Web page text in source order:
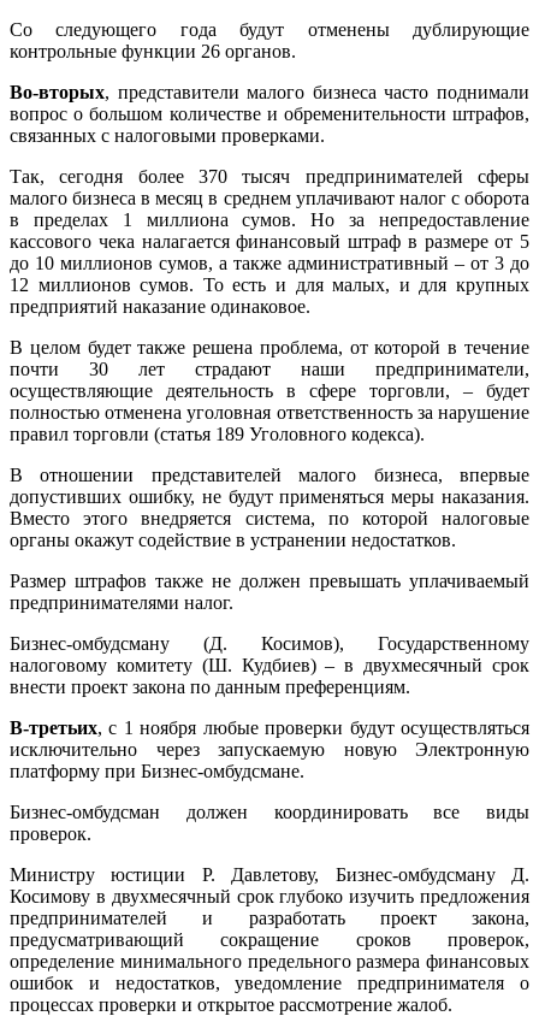
Со следующего года будут отменены дублирующие
контрольные функции 26 органов.
Во-вторых, представители малого бизнеса часто поднимали
вопрос о большом количестве и обременительности штрафов,
связанных с налоговыми проверками.
Так, сегодня более 370 тысяч предпринимателей сферы
малого бизнеса в месяц в среднем уплачивают налог с оборота
в пределах 1 миллиона сумов. Но за непредоставление
кассового чека налагается финансовый штраф в размере от 5
до 10 миллионов сумов, а также административный – от 3 до
12 миллионов сумов. То есть и для малых, и для крупных
предприятий наказание одинаковое.
В целом будет также решена проблема, от которой в течение
почти 30 лет страдают наши предприниматели,
осуществляющие деятельность в сфере торговли, – будет
полностью отменена уголовная ответственность за нарушение
правил торговли (статья 189 Уголовного кодекса).
В отношении представителей малого бизнеса, впервые
допустивших ошибку, не будут применяться меры наказания.
Вместо этого внедряется система, по которой налоговые
органы окажут содействие в устранении недостатков.
Размер штрафов также не должен превышать уплачиваемый
предпринимателями налог.
Бизнес-омбудсману (Д. Косимов), Государственному
налоговому комитету (Ш. Кудбиев) – в двухмесячный срок
внести проект закона по данным преференциям.
В-третьих, с 1 ноября любые проверки будут осуществляться
исключительно через запускаемую новую Электронную
платформу при Бизнес-омбудсмане.
Бизнес-омбудсман должен координировать все виды
проверок.
Министру юстиции Р. Давлетову, Бизнес-омбудсману Д.
Косимову в двухмесячный срок глубоко изучить предложения
предпринимателей и разработать проект закона,
предусматривающий сокращение сроков проверок,
определение минимального предельного размера финансовых
ошибок и недостатков, уведомление предпринимателя о
процессах проверки и открытое рассмотрение жалоб.